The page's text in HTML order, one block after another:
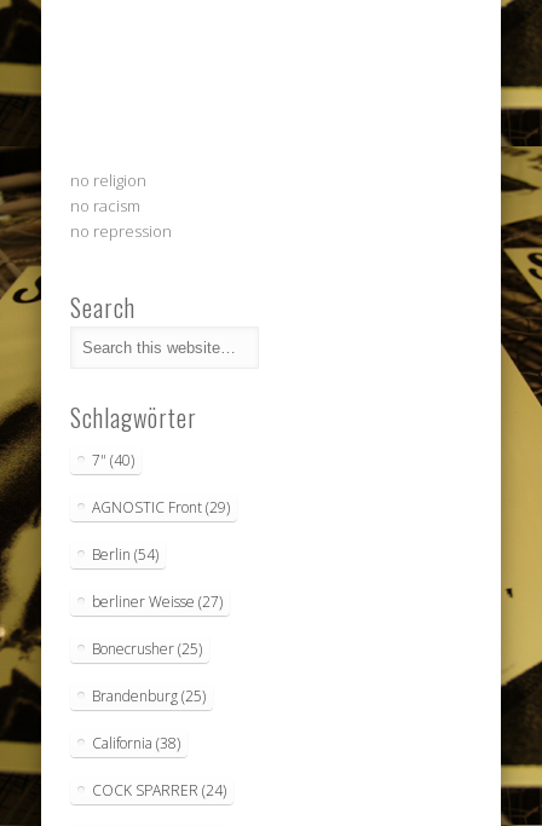
no religion
no racism
no repression
Search
Schlagwörter
7" (40)
AGNOSTIC Front(29)
Berlin (54)
berliner Weisse (27)
Bonecrusher(25)
Brandenburg(25)
California (38)
COCK SPARRER (24)